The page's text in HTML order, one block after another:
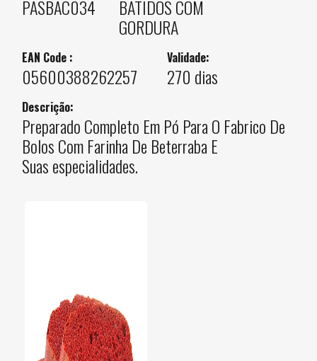
PASBAC034 BATIDOS COM
GORDURA
EAN Code :
05600388262257
Validade:
270 dias
Descrição:
Preparado Completo Em Pó Para O Fabrico De
Bolos Com Farinha De Beterraba E
Suas especialidades.